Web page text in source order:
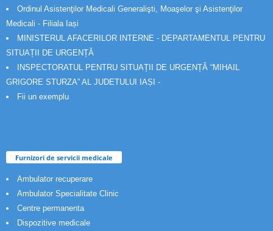
Ordinul Asistenţilor Medicali Generalişti, Moaşelor şi Asistenţilor
Medicali - Filiala Iași
MINISTERUL AFACERILOR INTERNE - DEPARTAMENTUL PENTRU
SITUAȚII DE URGENȚĂ
INSPECTORATUL PENTRU SITUAȚII DE URGENȚĂ “MIHAIL
GRIGORE STURZA” AL JUDETULUI IAȘI -
Fii un exemplu
Furnizori de servicii medicale
Ambulator recuperare
Ambulator Specialitate Clinic
Centre permanenta
Dispozitive medicale